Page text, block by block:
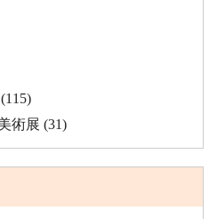
(115)
術展 (31)